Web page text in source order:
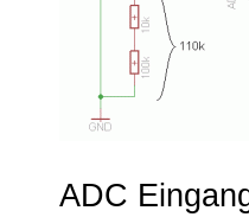
ADC